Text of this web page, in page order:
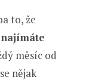
to, že
měsíc od
nějak